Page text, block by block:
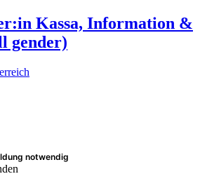
Kassa, Information &
gender)
notwendig